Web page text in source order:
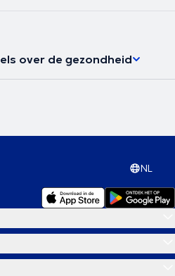
over de gezondheid
NL